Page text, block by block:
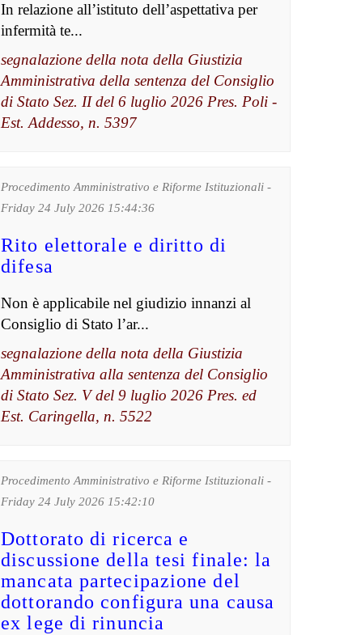
In relazione all’istituto dell’aspettativa per
infermità te...
segnalazione della nota della Giustizia
Amministrativa della sentenza del Consiglio
di Stato Sez. II del 6 luglio 2026 Pres. Poli -
Est. Addesso, n. 5397
Procedimento Amministrativo e Riforme Istituzionali -
Friday 24 July 2026 15:44:36
Rito elettorale e diritto di
difesa
Non è applicabile nel giudizio innanzi al
Consiglio di Stato l’ar...
segnalazione della nota della Giustizia
Amministrativa alla sentenza del Consiglio
di Stato Sez. V del 9 luglio 2026 Pres. ed
Est. Caringella, n. 5522
Procedimento Amministrativo e Riforme Istituzionali -
Friday 24 July 2026 15:42:10
Dottorato di ricerca e
discussione della tesi finale: la
mancata partecipazione del
dottorando configura una causa
ex lege di rinuncia